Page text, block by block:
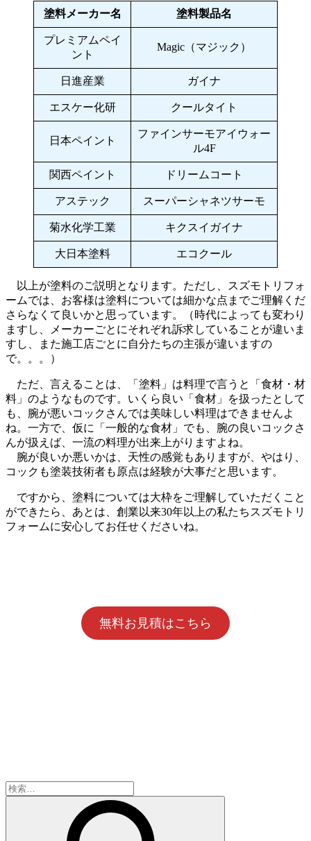
塗料メーカー名 塗料製品名
プレミアムペイ
ント
Magic（マジック）
日進産業 ガイナ
エスケー化研 クールタイト
日本ペイント
ファインサーモアイウォー
ル4F
関西ペイント ドリームコート
アステック スーパーシャネツサーモ
菊水化学工業 キクスイガイナ
大日本塗料 エコクール
以上が塗料のご説明となります。ただし、スズモトリフォ
ームでは、お客様は塗料については細かな点までご理解くだ
さらなくて良いかと思っています。（時代によっても変わり
ますし、メーカーごとにそれぞれ訴求していることが違いま
すし、また施工店ごとに自分たちの主張が違いますの
で。。。）
ただ、言えることは、
「塗料」は料理で言うと「食材・材
料」のようなものです。いくら良い「食材」を扱ったとして
も、腕が悪いコックさんでは美味しい料理はできませんよ
ね。一方で、仮に「一般的な食材」でも、腕の良いコックさ
んが扱えば、一流の料理が出来上がりますよね。
腕が良いか悪いかは、天性の感覚もありますが、やはり、
コックも塗装技術者も原点は経験が大事だと思います。
ですから、塗料については大枠をご理解していただくこと
ができたら、あとは、創業以来30年以上の私たちスズモトリ
フォームに安心してお任せくださいね。
無料お見積はこちら
検
索: